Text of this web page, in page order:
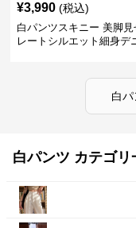
¥3,990 (税込)
白パンツスキニー 美脚見
レートシルエット細身デ
白パ
白パンツ カテゴリ